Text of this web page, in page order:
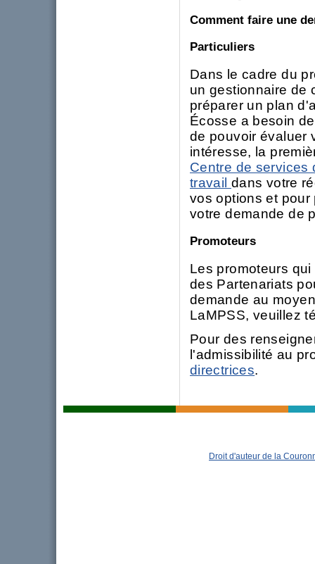
Comment faire une
Particuliers
Dans le cadre du
un gestionnaire de
préparer un plan
Écosse a besoin
de pouvoir évaluer
intéresse, la
Centre de services
travail dans votre
vos options et pour
votre demande de
Promoteurs
Les promoteurs
des Partenariats
demande au
LaMPSS, veuillez
Pour des
l'admissibilité au
directrices.
Droit d'auteur de la